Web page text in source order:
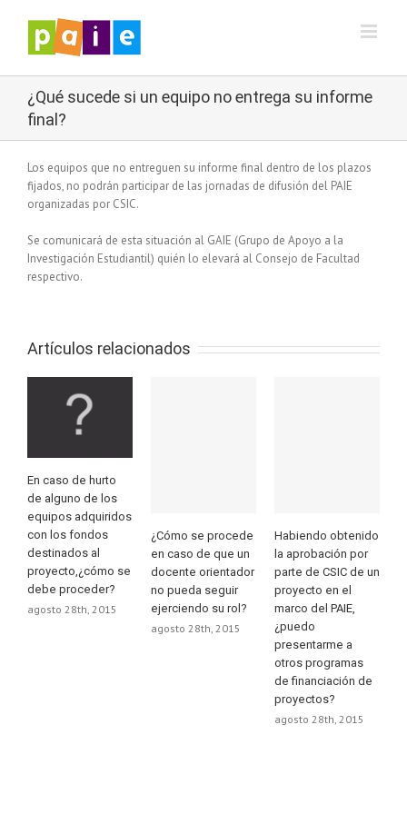
contenido
¿Qué sucede si un equipo no entrega su informe
final?
Los equipos que no entreguen su informe final dentro de los plazos
fijados, no podrán participar de las jornadas de difusión del PAIE
organizadas por CSIC.
Se comunicará de esta situación al GAIE (Grupo de Apoyo a la
Investigación Estudiantil) quién lo elevará al Consejo de Facultad
respectivo.
Artículos relacionados
En caso de hurto
de alguno de los
equipos adquiridos
con los fondos
destinados al
proyecto,¿cómo se
debe proceder?
agosto 28th, 2015
¿Cómo se procede
en caso de que un
docente orientador
no pueda seguir
ejerciendo su rol?
agosto 28th, 2015
Habiendo obtenido
la aprobación por
parte de CSIC de un
proyecto en el
marco del PAIE,
¿puedo
presentarme a
otros programas
de financiación de
proyectos?
agosto 28th, 2015